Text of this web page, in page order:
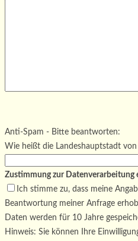
Bitte lasse dieses Feld leer.
Anti-Spam - Bitte beantworten:
Wie heißt die Landeshauptstadt von
Zustimmung zur Datenverarbeitung
Ich stimme zu, dass meine
Beantwortung meiner Anfrage
Daten werden für 10 Jahre
Hinweis: Sie können Ihre